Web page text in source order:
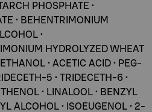
PHOSPHATE •
• BEHENTRIMONIUM
•
HYDROLYZED WHEAT
• ACETIC ACID • PEG-
5 • TRIDECETH-6 •
• LINALOOL • BENZYL
ALCOHOL • ISOEUGENOL • 2-